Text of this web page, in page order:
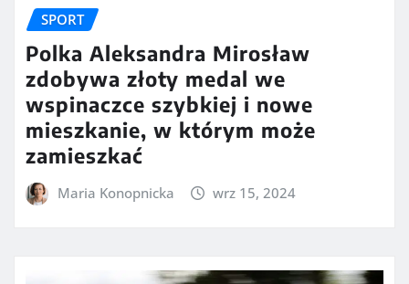
SPORT
Polka Aleksandra Mirosław
zdobywa złoty medal we
wspinaczce szybkiej i nowe
mieszkanie, w którym może
zamieszkać
Maria Konopnicka wrz 15, 2024